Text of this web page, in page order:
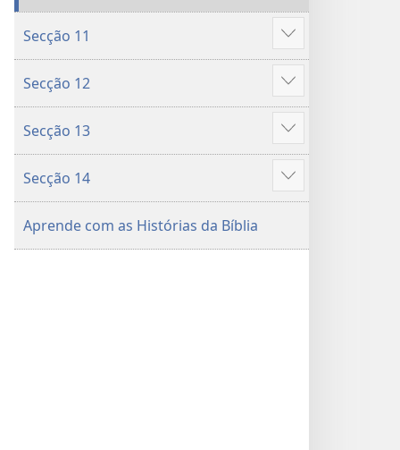
Secção 11
Mostrar
mais
Secção 12
Mostrar
mais
Secção 13
Mostrar
mais
Secção 14
Mostrar
mais
Aprende com as Histórias da Bíblia